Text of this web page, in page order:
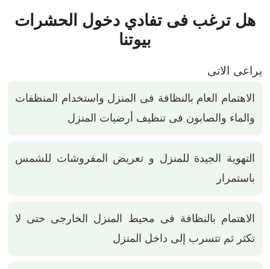
هل ترغب فى تفادي دخول الحشرات
بيوتنا
يراعى الاتى
الاهتمام العام بالنظافة فى المنزل واستخدام المنظفات
والماء والصابون فى تنظيف أرضيات المنزل
التهوية الجيدة للمنزل و تعريض المفروشات للشمس
باستمرار
الاهتمام بالنظافة فى محيط المنزل الخارجى حتى لا
تكثر ثم تتسرب إلى داخل المنزل